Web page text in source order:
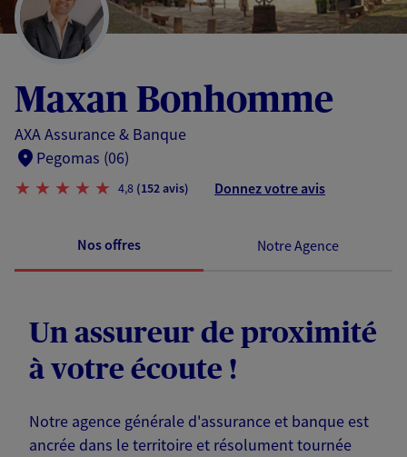
page
Maxan Bonhomme
AXA Assurance & Banque
Pegomas (06)
4,8 (152 avis) Donnez votre avis
Nos offres Notre Agence
Un assureur de proximité
à votre écoute !
Notre agence générale d'assurance et banque est
ancrée dans le territoire et résolument tournée